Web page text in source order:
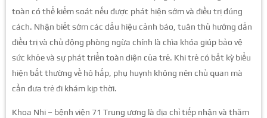
toàn có thể kiểm soát nếu được phát hiện sớm và điều trị đúng
cách. Nhận biết sớm các dấu hiệu cảnh báo, tuân thủ hướng dẫn
điều trị và chủ động phòng ngừa chính là chìa khóa giúp bảo vệ
sức khỏe và sự phát triển toàn diện của trẻ. Khi trẻ có bất kỳ biểu
hiện bất thường về hô hấp, phụ huynh không nên chủ quan mà
cần đưa trẻ đi khám kịp thời.
Khoa Nhi – bệnh viện 71 Trung ương là địa chỉ tiếp nhận và thăm